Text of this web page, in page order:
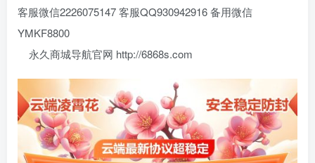
客服微信2226075147 客服QQ930942916 备用微信
YMKF8800
永久商城导航官网 http://6868s.com